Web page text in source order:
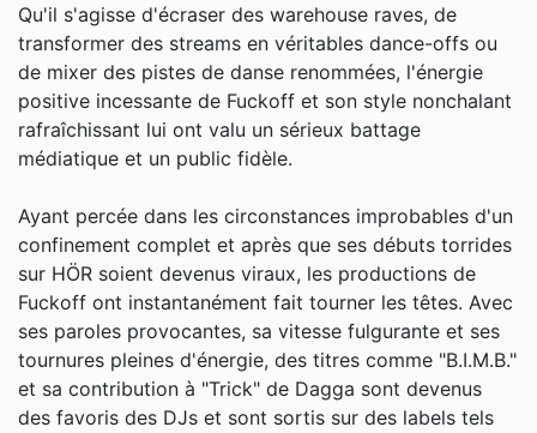
Qu'il s'agisse d'écraser des warehouse raves, de
transformer des streams en véritables dance-offs ou
de mixer des pistes de danse renommées, l'énergie
positive incessante de Fuckoff et son style nonchalant
rafraîchissant lui ont valu un sérieux battage
médiatique et un public fidèle.
Ayant percée dans les circonstances improbables d'un
confinement complet et après que ses débuts torrides
sur HÖR soient devenus viraux, les productions de
Fuckoff ont instantanément fait tourner les têtes. Avec
ses paroles provocantes, sa vitesse fulgurante et ses
tournures pleines d'énergie, des titres comme "B.I.M.B."
et sa contribution à "Trick" de Dagga sont devenus
des favoris des DJs et sont sortis sur des labels tels